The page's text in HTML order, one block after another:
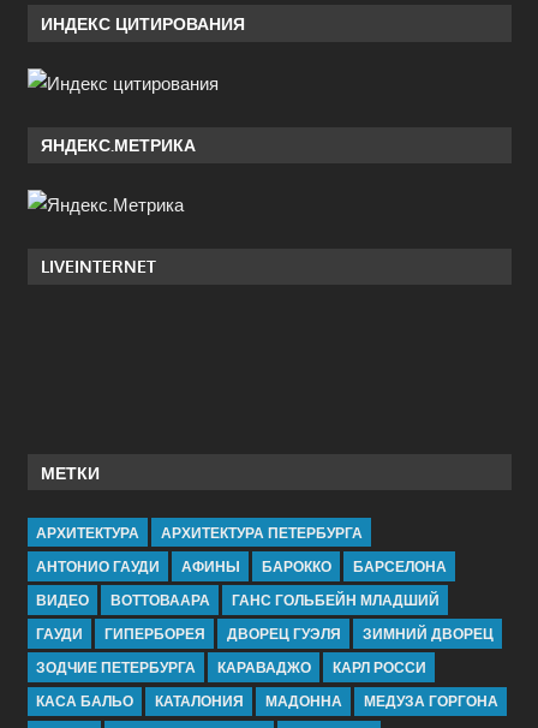
ИНДЕКС ЦИТИРОВАНИЯ
ЯНДЕКС.МЕТРИКА
LIVEINTERNET
МЕТКИ
АРХИТЕКТУРА
АРХИТЕКТУРА ПЕТЕРБУРГА
АНТОНИО ГАУДИ
АФИНЫ БАРОККО
БАРСЕЛОНА
ВИДЕО
ВОТТОВААРА
ГАНС ГОЛЬБЕЙН МЛАДШИЙ
ГАУДИ
ГИПЕРБОРЕЯ ДВОРЕЦ ГУЭЛЯ
ЗИМНИЙ ДВОРЕЦ
ЗОДЧИЕ ПЕТЕРБУРГА
КАРАВАДЖО
КАРЛ РОССИ
КАСА БАЛЬО
КАТАЛОНИЯ МАДОННА
МЕДУЗА ГОРГОНА